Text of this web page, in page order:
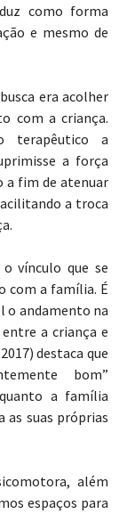
como forma
e mesmo de
era acolher
com a criança.
terapêutico a
a força
a fim de atenuar
a troca
vínculo que se
com a família. É
o andamento na
a criança e
destaca que
bom”
a família
as suas próprias
além
espaços para